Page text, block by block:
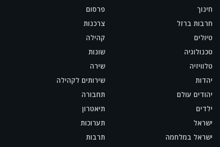
חינוך
חרבות ברזל
טיולים
טכנולוגיה
טלוויזיה
יהדות
יהודים עולם
ילדים
ישראל
ישראל במלחמה
פרסום
צרכנות
קהילה
שונות
שירה
שירותים לקהילה
תחבורה
תיאטרון
תערוכות
תרבות